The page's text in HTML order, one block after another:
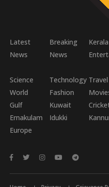
Latest
News
Breaking
News
Kerala
Science
World
Technology Travel
Fashion
Gulf
Kuwait
Ernakulam
Idukki
Europe